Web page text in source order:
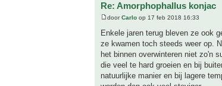
Re: Amorphophallus konjac
doorCarlo op 17 feb 2018 16:33
Enkele jaren terug bleven ze ook
ze kwamen toch steeds weer op.
het binnen overwinteren niet zo'n
die veel te hard groeien en bij
natuurlijke manier en bij lagere